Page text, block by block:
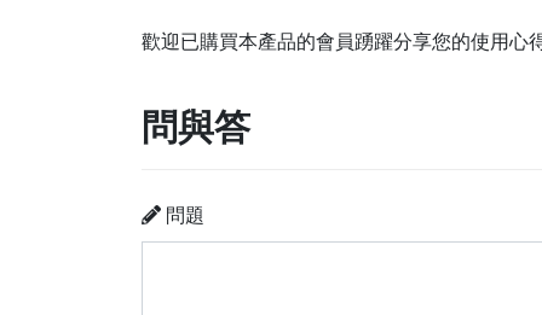
歡迎已購買本產品的會員踴躍分享您的使用心
問與答
問題